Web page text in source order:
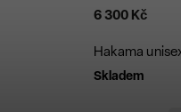
Hakama
Skladem
6 300 Kč